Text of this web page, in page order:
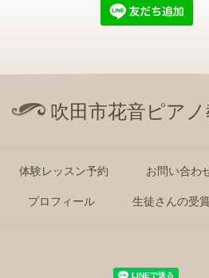
吹田市花音ピア
体験レッスン予約 お問い合わ
プロフィール 生徒さんの受